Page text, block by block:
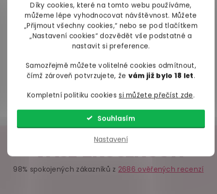
Díky cookies, které na tomto webu používáme,
můžeme lépe vyhodnocovat návštěvnost. Můžete
„Přijmout všechny cookies,“ nebo se pod tlačítkem
„Nastavení cookies“ dozvědět vše podstatné a
nastavit si preference.
Samozřejmě můžete volitelné cookies odmítnout,
čímž zároveň potvrzujete, že vám již bylo 18 let.
Kompletní politiku cookiessi můžete přečíst zde.
Nastavení
Souhlasím
najděte takovou kombinaci prádla, ze které
partnerovi vypadnou oči z důlků a penis vystřelí z
trenek.
Přivítejte korzet ve svém šatníku
Tak už na nic nečekejte, vyberte si nádherný korzet z
správným spodním prádlem a doplňky se z vás
stane neodolatelná kráska. Jupí.
VAŠE ZKUŠENOSTI
98% spokojených zákazníků z 2686 ověřených recenzí